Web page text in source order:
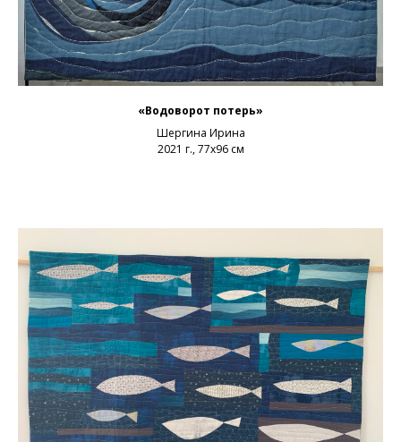
«Водоворот потерь»
Шергина Ирина
2021 г., 77х96 см